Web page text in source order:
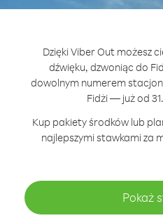
Dzięki Viber Out możesz
dźwięku, dzwoniąc do
dowolnym numerem
Fidżi — już od
Kup pakiety środków lub
najlepszymi stawkami za
Pokaż